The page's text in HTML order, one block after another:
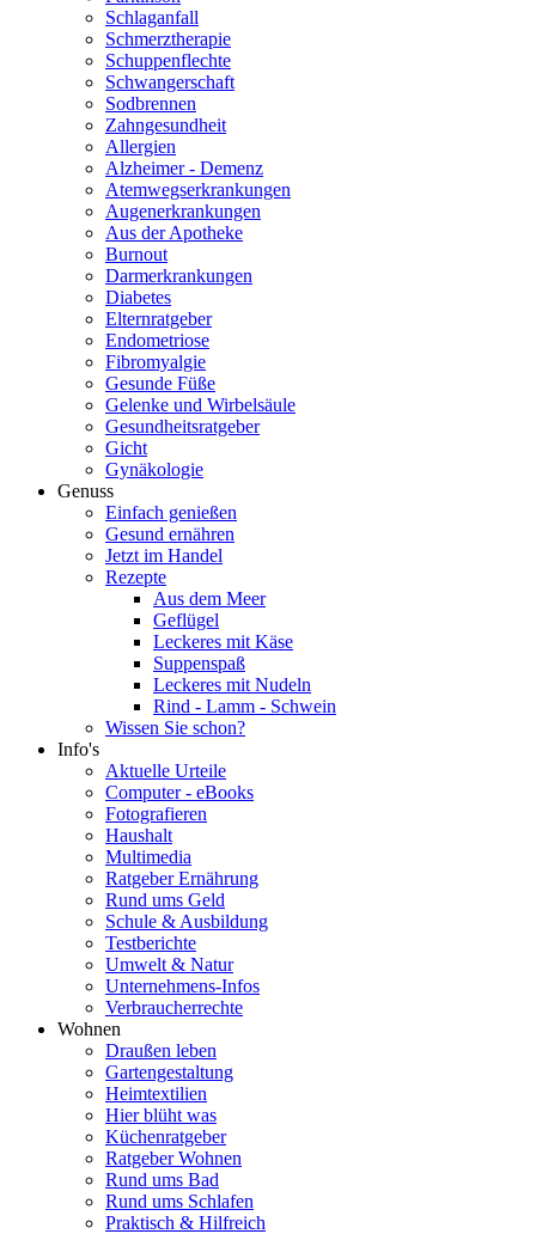
Schlaganfall
Schmerztherapie
Schuppenflechte
Schwangerschaft
Sodbrennen
Zahngesundheit
Allergien
Alzheimer - Demenz
Atemwegserkrankungen
Augenerkrankungen
Aus der Apotheke
Burnout
Darmerkrankungen
Diabetes
Elternratgeber
Endometriose
Fibromyalgie
Gesunde Füße
Gelenke und Wirbelsäule
Gesundheitsratgeber
Gicht
Gynäkologie
Genuss
Einfach genießen
Gesund ernähren
Jetzt im Handel
Rezepte
Aus dem Meer
Geflügel
Leckeres mit Käse
Suppenspaß
Leckeres mit Nudeln
Rind - Lamm - Schwein
Wissen Sie schon?
Info's
Aktuelle Urteile
Computer - eBooks
Fotografieren
Haushalt
Multimedia
Ratgeber Ernährung
Rund ums Geld
Schule & Ausbildung
Testberichte
Umwelt & Natur
Unternehmens-Infos
Verbraucherrechte
Wohnen
Draußen leben
Gartengestaltung
Heimtextilien
Hier blüht was
Küchenratgeber
Ratgeber Wohnen
Rund ums Bad
Rund ums Schlafen
Praktisch & Hilfreich